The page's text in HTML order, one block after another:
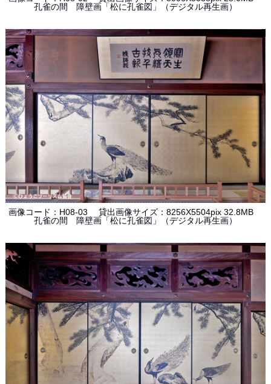
孔雀の間 障壁画「松に孔雀図」（デジタル再生画）
画像コード：H08-03 貸出画像サイズ：8256X5504pix 32.8MB
孔雀の間 障壁画「松に孔雀図」（デジタル再生画）